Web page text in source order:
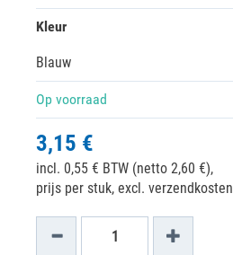
Kleur
Blauw
Op voorraad
3,15 €
incl. 0,55 € BTW (netto 2,60 €),
prijs per stuk, excl. verzendkosten